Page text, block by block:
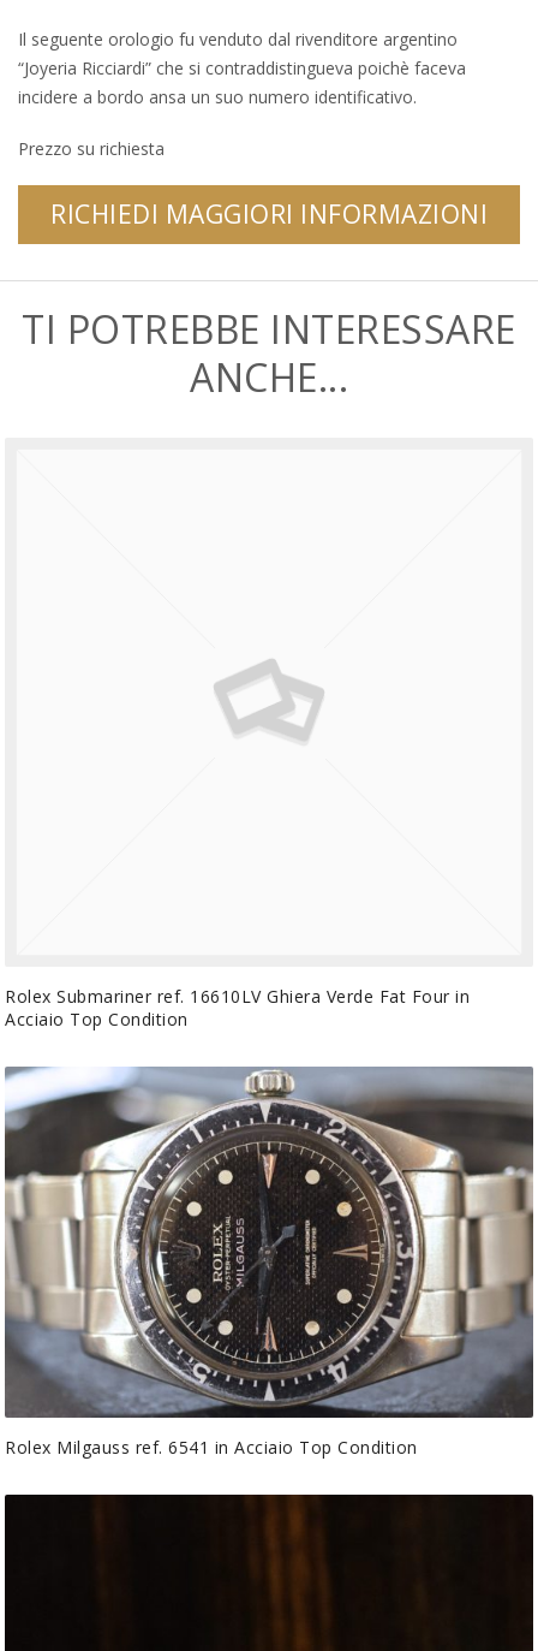
Il seguente orologio fu venduto dal rivenditore argentino
“Joyeria Ricciardi” che si contraddistingueva poichè faceva
incidere a bordo ansa un suo numero identificativo.
Prezzo su richiesta
RICHIEDI MAGGIORI INFORMAZIONI
TI POTREBBE INTERESSARE
ANCHE...
Rolex Submariner ref. 16610LV Ghiera Verde Fat Four in
Acciaio Top Condition
Rolex Milgauss ref. 6541 in Acciaio Top Condition